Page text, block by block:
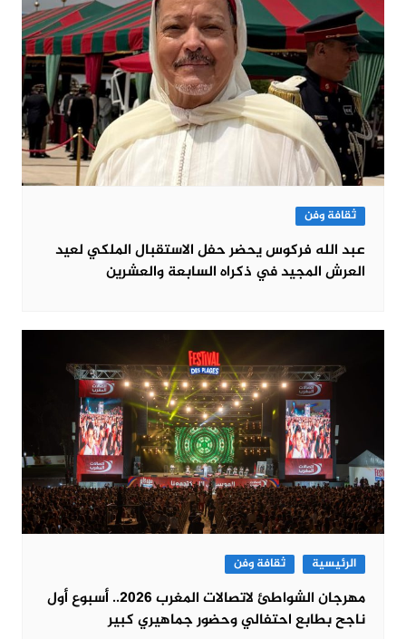
ثقافة وفن
عبد الله فركوس يحضر حفل الاستقبال الملكي لعيد
العرش المجيد في ذكراه السابعة والعشرين
الرئيسية ثقافة وفن
مهرجان الشواطئ لاتصالات المغرب 2026.. أسبوع أول
ناجح بطابع احتفالي وحضور جماهيري كبير